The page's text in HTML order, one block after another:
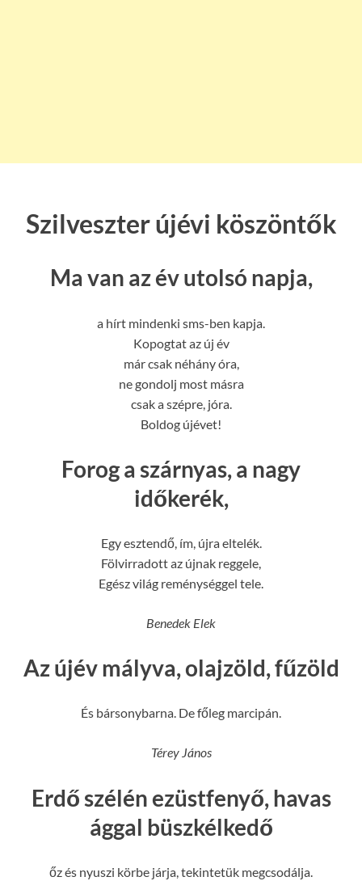
Szilveszter újévi köszöntők
Ma van az év utolsó napja,
a hírt mindenki sms-ben kapja.
Kopogtat az új év
már csak néhány óra,
ne gondolj most másra
csak a szépre, jóra.
Boldog újévet!
Forog a szárnyas, a nagy
időkerék,
Egy esztendő, ím, újra eltelék.
Fölvirradott az újnak reggele,
Egész világ reménységgel tele.
Benedek Elek
Az újév mályva, olajzöld, fűzöld
És bársonybarna. De főleg marcipán.
Térey János
Erdő szélén ezüstfenyő, havas
ággal büszkélkedő
őz és nyuszi körbe járja, tekintetük megcsodálja.